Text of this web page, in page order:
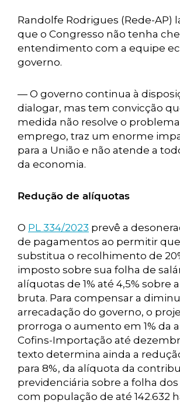
Randolfe Rodrigues (Rede-AP)
que o Congresso não tenha
entendimento com a equipe
governo.
— O governo continua à
dialogar, mas tem convicção
medida não resolve o
emprego, traz um enorme
para a União e não atende a
da economia.
Redução de alíquotas
O PL 334/2023 prevê a
de pagamentos ao permitir
substitua o recolhimento de
imposto sobre sua folha de
alíquotas de 1% até 4,5% sobre
bruta. Para compensar a
arrecadação do governo, o
prorroga o aumento em 1% da
Cofins-Importação até
texto determina ainda a
para 8%, da alíquota da
previdenciária sobre a folha
com população de até 142.632